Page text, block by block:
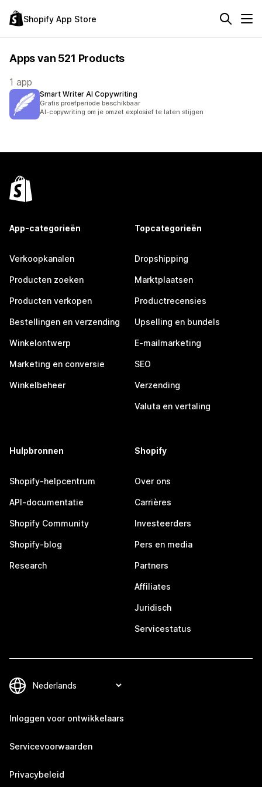
Shopify App Store
Apps van 521 Products
1 app
Smart Writer AI Copywriting
Gratis proefperiode beschikbaar
AI-copywriting om je omzet explosief te laten stijgen
App-categorieën
Verkoopkanalen
Producten zoeken
Producten verkopen
Bestellingen en verzending
Winkelontwerp
Marketing en conversie
Winkelbeheer
Topcategorieën
Dropshipping
Marktplaatsen
Productrecensies
Upselling en bundels
E-mailmarketing
SEO
Verzending
Valuta en vertaling
Hulpbronnen
Shopify-helpcentrum
API-documentatie
Shopify Community
Shopify-blog
Research
Shopify
Over ons
Carrières
Investeerders
Pers en media
Partners
Affiliates
Juridisch
Servicestatus
Inloggen voor ontwikkelaars
Servicevoorwaarden
Privacybeleid